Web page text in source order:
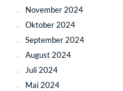
November 2024
Oktober 2024
September 2024
August 2024
Juli 2024
Mai 2024